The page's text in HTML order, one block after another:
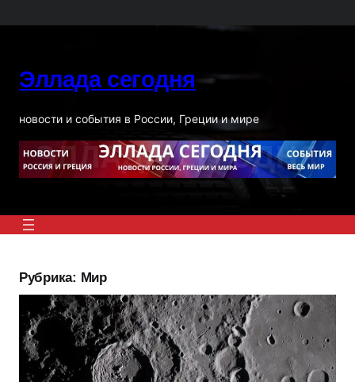
к
Эллада сегодня
новости и события в России, Греции и мире
Рубрика: Мир